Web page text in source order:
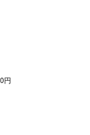
円